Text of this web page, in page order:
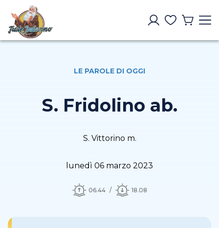
LE PAROLE DI OGGI
S. Fridolino ab.
S. Vittorino m.
lunedì 06 marzo 2023
06.44 18.08